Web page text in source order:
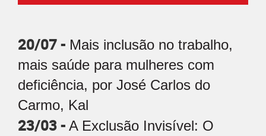
20/07 - Mais inclusão no trabalho,
mais saúde para mulheres com
deficiência, por José Carlos do
Carmo, Kal
23/03 - A Exclusão Invisível: O